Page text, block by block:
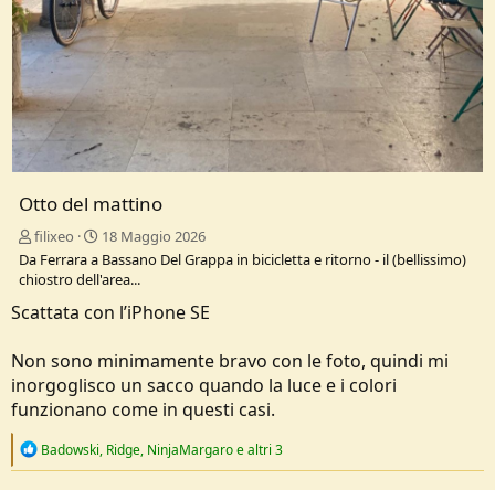
Otto del mattino
filixeo
18 Maggio 2026
Da Ferrara a Bassano Del Grappa in bicicletta e ritorno - il (bellissimo)
chiostro dell'area...
Scattata con l’iPhone SE
Non sono minimamente bravo con le foto, quindi mi
inorgoglisco un sacco quando la luce e i colori
funzionano come in questi casi.
R
Badowski, Ridge, NinjaMargaroe altri 3